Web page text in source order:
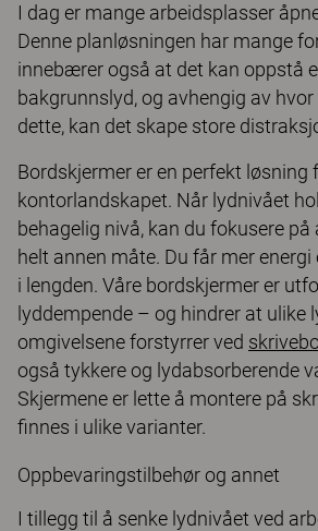
I dag er mange arbeidsplasser
Denne planløsningen har mange
innebærer også at det kan oppstå
bakgrunnslyd, og avhengig av
dette, kan det skape store
Bordskjermer er en perfekt løsning
kontorlandskapet. Når lydnivået
behagelig nivå, kan du fokusere på
helt annen måte. Du får mer
i lengden. Våre bordskjermer er
lyddempende – og hindrer at ulike
omgivelsene forstyrrer ved
også tykkere og lydabsorberende
Skjermene er lette å montere på
finnes i ulike varianter.
Oppbevaringstilbehør og annet
I tillegg til å senke lydnivået ved